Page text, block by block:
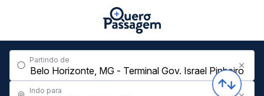
Partindo de
Indo para